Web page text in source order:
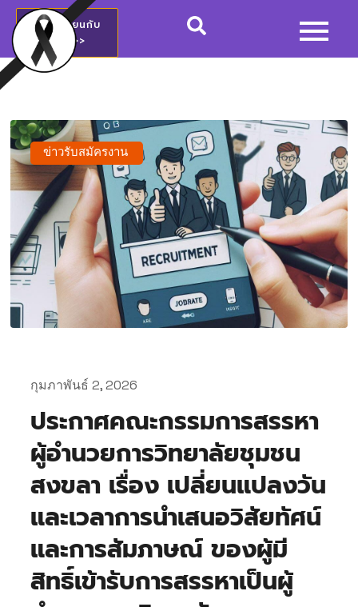
สมัครเรียนกับ
วชช.>>
ข่าวรับสมัครงาน
กุมภาพันธ์ 2, 2026
ประกาศคณะกรรมการสรรหา
ผู้อำนวยการวิทยาลัยชุมชน
สงขลา เรื่อง เปลี่ยนแปลงวัน
และเวลาการนำเสนอวิสัยทัศน์
และการสัมภาษณ์ ของผู้มี
สิทธิ์เข้ารับการสรรหาเป็นผู้